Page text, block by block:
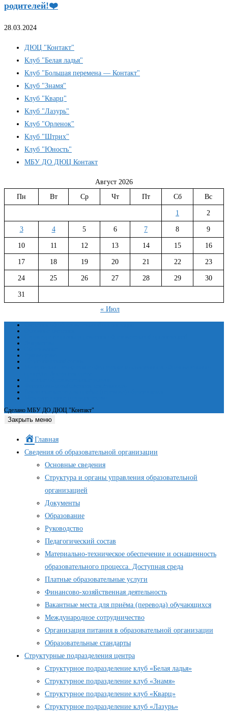
родителей!❤️
28.03.2024
ДЮЦ "Контакт"
Клуб "Белая ладья"
Клуб "Большая перемена — Контакт"
Клуб "Знамя"
Клуб "Кварц"
Клуб "Лазурь"
Клуб "Орленок"
Клуб "Штрих"
Клуб "Юность"
МБУ ДО ДЮЦ Контакт
Август 2026
Пн
Вт Ср Чт Пт Сб Вс
1 2
3 4 5 6 7 8 9
10 11 12 13 14 15 16
17 18 19 20 21 22 23
24 25 26 27 28 29 30
31
« Июл
Сделано МБУ ДО ДЮЦ "Контакт"
Закрыть меню
Главная
Сведения об образовательной организации
Основные сведения
Структура и органы управления образовательной
организацией
Документы
Образование
Руководство
Педагогический состав
Материально-техническое обеспечение и оснащенность
образовательного процесса. Доступная среда
Платные образовательные услуги
Финансово-хозяйственная деятельность
Вакантные места для приёма (перевода) обучающихся
Международное сотрудничество
Организация питания в образовательной организации
Образовательные стандарты
Структурные подразделения центра
Структурное подразделение клуб «Белая ладья»
Структурное подразделение клуб «Знамя»
Структурное подразделение клуб «Кварц»
Структурное подразделение клуб «Лазурь»